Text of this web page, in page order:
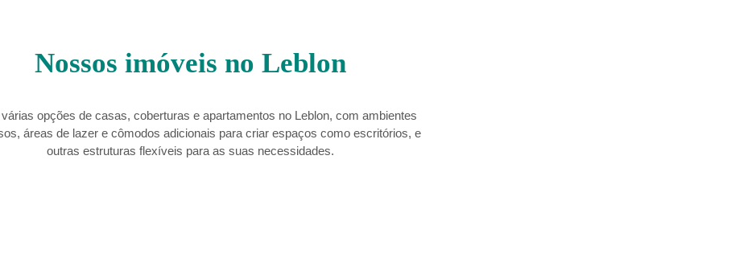
Nossos imóveis no Leblon
opções de casas, coberturas e apartamentos no Leblon, com ambientes
áreas de lazer e cômodos adicionais para criar espaços como escritórios, e
outras estruturas flexíveis para as suas necessidades.